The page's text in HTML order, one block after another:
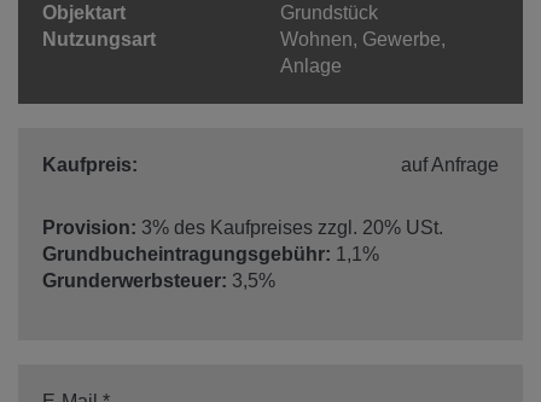
Objektart
Grundstück
Nutzungsart
Wohnen Gewerbe
Anlage
Kaufpreis: auf Anfrage
Provision: 3% des Kaufpreises zzgl. 20% USt.
Grundbucheintragungsgebühr: 1,1%
Grunderwerbsteuer: 3,5%